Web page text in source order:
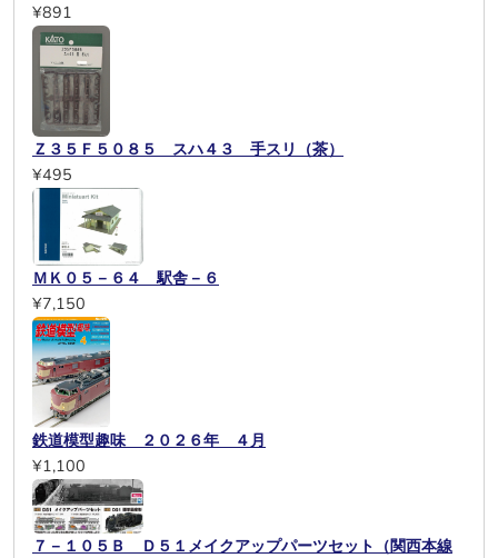
¥891
Ｚ３５Ｆ５０８５ スハ４３ 手スリ（茶）
¥495
ＭＫ０５－６４ 駅舎－６
¥7,150
鉄道模型趣味 ２０２６年 ４月
¥1,100
７－１０５Ｂ Ｄ５１メイクアップパーツセット（関西本線